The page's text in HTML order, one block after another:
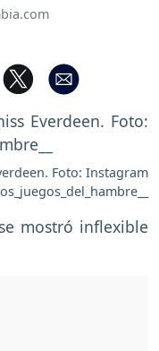
Foto: Instagram
mostró inflexible